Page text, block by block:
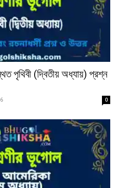
পৃথিবী (দ্বিতীয় অধ্যায়) প্রশ্ন
0